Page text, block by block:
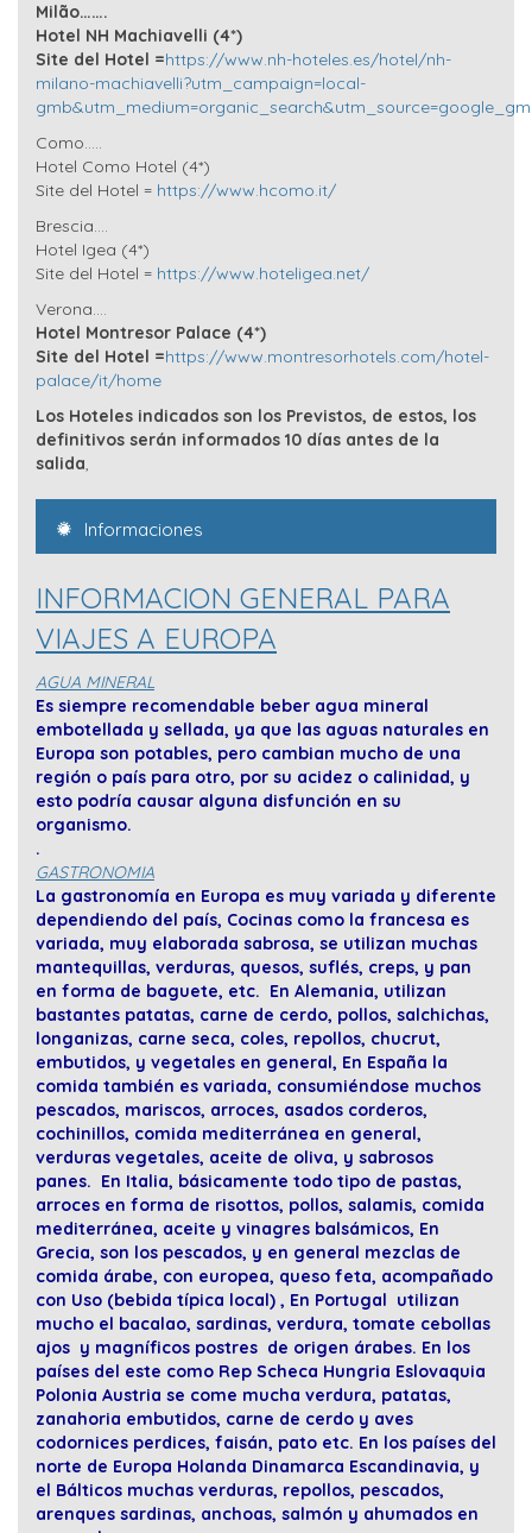
Milão…….
Hotel NH Machiavelli (4*)
Site del Hotel =https://www.nh-hoteles.es/hotel/nh-
milano-machiavelli?utm_campaign=local-
Como…..
Hotel Como Hotel (4*)
Site del Hotel = https://www.hcomo.it/
Brescia….
Hotel Igea (4*)
Site del Hotel = https://www.hoteligea.net/
Verona….
Hotel Montresor Palace (4*)
Site del Hotel =https://www.montresorhotels.com/hotel-
palace/it/home
Los Hoteles indicados son los Previstos, de estos, los
definitivos serán informados 10 días antes de la
salida,
Informaciones
INFORMACION GENERAL PARA
VIAJES A EUROPA
AGUA MINERAL
Es siempre recomendable beber agua mineral
embotellada y sellada, ya que las aguas naturales en
Europa son potables, pero cambian mucho de una
región o país para otro, por su acidez o calinidad, y
esto podría causar alguna disfunción en su
organismo.
.
GASTRONOMIA
La gastronomía en Europa es muy variada y diferente
dependiendo del país, Cocinas como la francesa es
variada, muy elaborada sabrosa, se utilizan muchas
mantequillas, verduras, quesos, suflés, creps, y pan
en forma de baguete, etc. En Alemania, utilizan
bastantes patatas, carne de cerdo, pollos, salchichas,
longanizas, carne seca, coles, repollos, chucrut,
embutidos, y vegetales en general, En España la
comida también es variada, consumiéndose muchos
pescados, mariscos, arroces, asados corderos,
cochinillos, comida mediterránea en general,
verduras vegetales, aceite de oliva, y sabrosos
panes. En Italia, básicamente todo tipo de pastas,
arroces en forma de risottos, pollos, salamis, comida
mediterránea, aceite y vinagres balsámicos, En
Grecia, son los pescados, y en general mezclas de
comida árabe, con europea, queso feta, acompañado
con Uso (bebida típica local) , En Portugal utilizan
mucho el bacalao, sardinas, verdura, tomate cebollas
ajos y magníficos postres de origen árabes. En los
países del este como Rep Scheca Hungria Eslovaquia
Polonia Austria se come mucha verdura, patatas,
zanahoria embutidos, carne de cerdo y aves
codornices perdices, faisán, pato etc. En los países del
norte de Europa Holanda Dinamarca Escandinavia, y
el Bálticos muchas verduras, repollos, pescados,
arenques sardinas, anchoas, salmón y ahumados en